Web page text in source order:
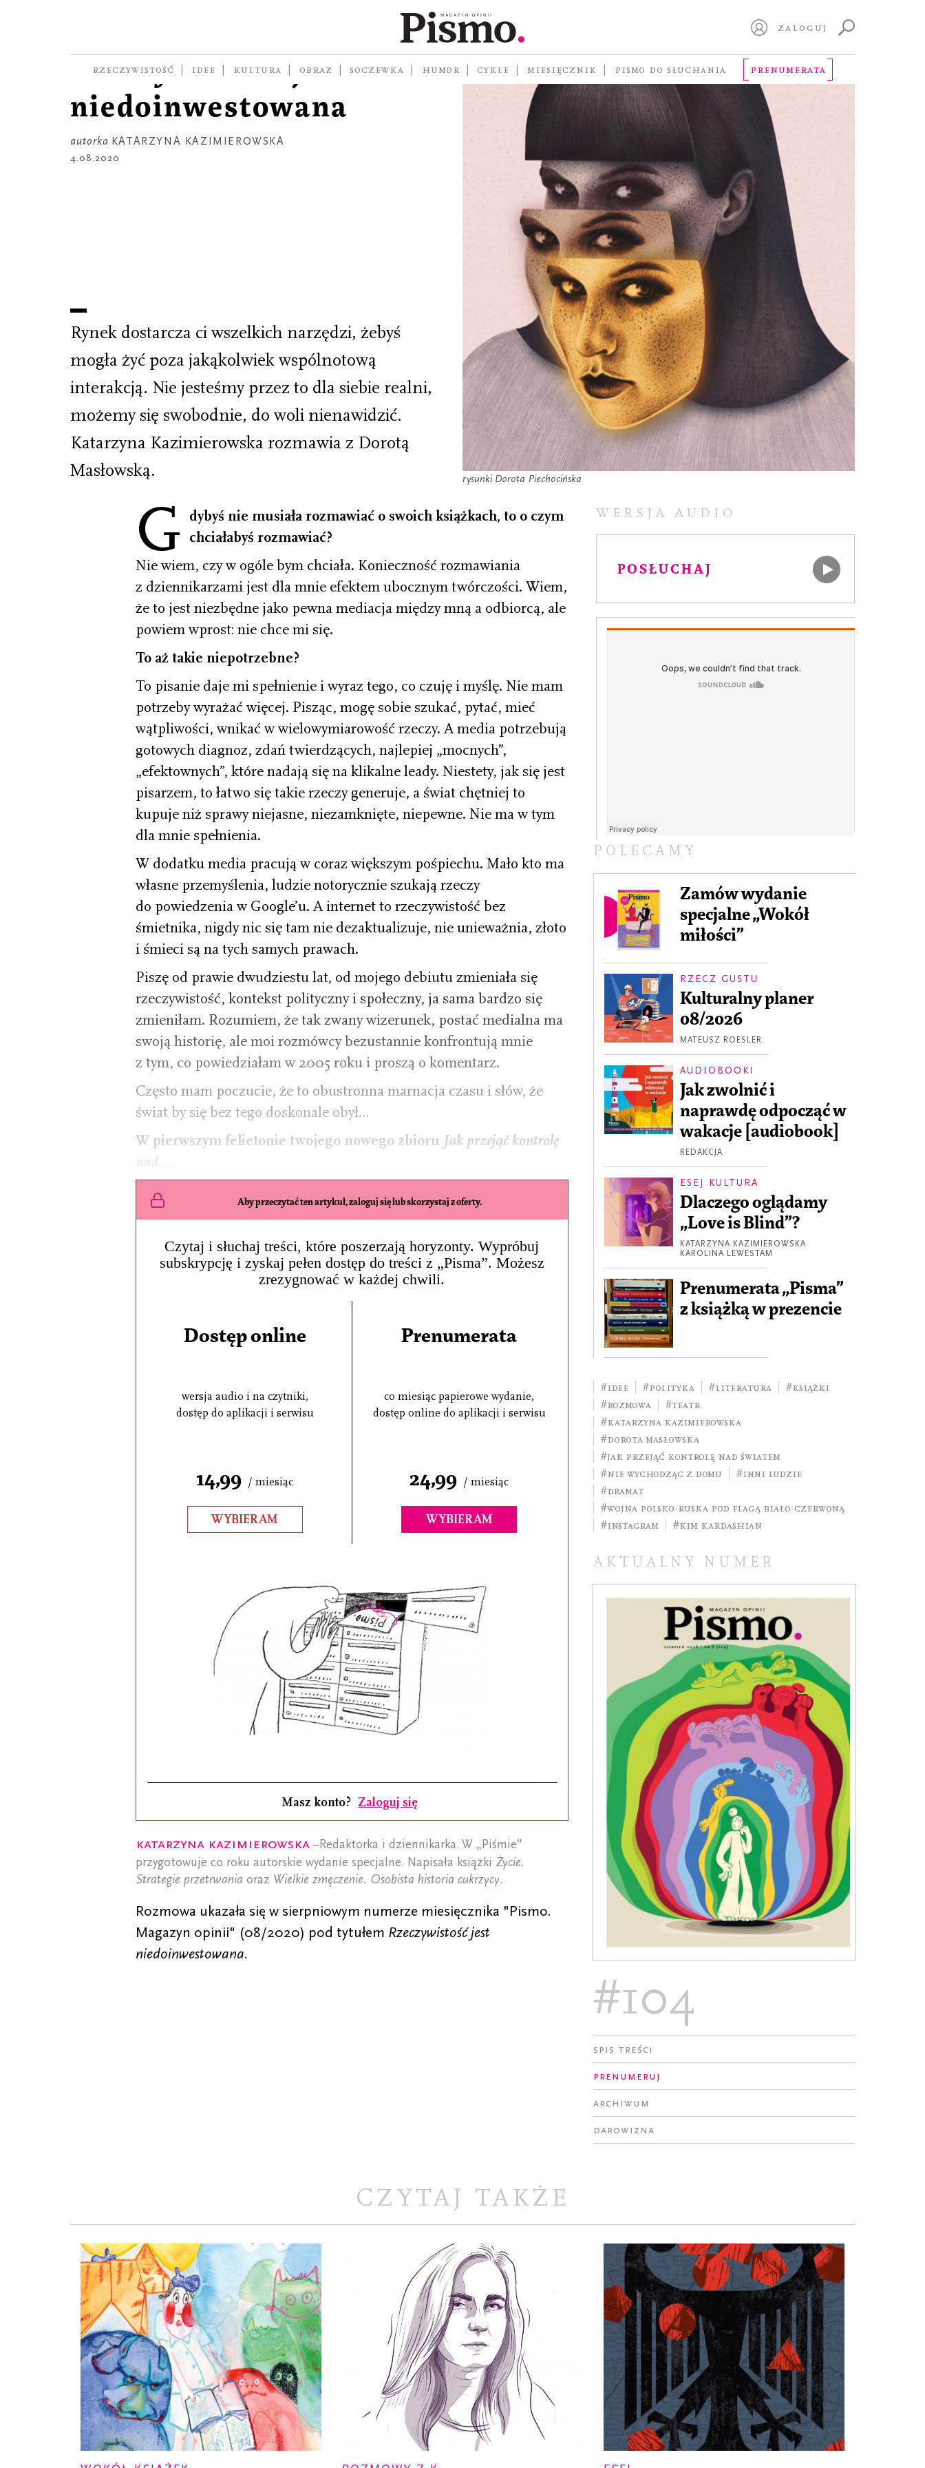
ZALOGUJ
RZECZYWISTOŚĆ IDEE KULTURA OBRAZ SOCZEWKA HUMOR CYKLE MIESIĘCZNIK PISMO DO SŁUCHANIA PRENUMERATA
Rzeczywistość jest
niedoinwestowana
autorka KATARZYNA KAZIMIEROWSKA
4.08.2020
Rynek dostarcza ci wszelkich narzędzi, żebyś
mogła żyć poza jakąkolwiek wspólnotową
interakcją. Nie jesteśmy przez to dla siebie realni,
możemy się swobodnie, do woli nienawidzić.
Katarzyna Kazimierowska rozmawia z Dorotą
Masłowską.
rysunki Dorota Piechocińska
WERSJA AUDIO
POSŁUCHAJ
G dybyś nie musiała rozmawiać o swoich książkach, to o czym
chciałabyś rozmawiać?
Nie wiem, czy w ogóle bym chciała. Konieczność rozmawiania
z dziennikarzami jest dla mnie efektem ubocznym twórczości. Wiem,
że to jest niezbędne jako pewna mediacja między mną a odbiorcą, ale
powiem wprost: nie chce mi się.
To aż takie niepotrzebne?
To pisanie daje mi spełnienie i wyraz tego, co czuję i myślę. Nie mam
potrzeby wyrażać więcej. Pisząc, mogę sobie szukać, pytać, mieć
wątpliwości, wnikać w wielowymiarowość rzeczy. A media potrzebują
gotowych diagnoz, zdań twierdzących, najlepiej „mocnych”,
„efektownych”, które nadają się na klikalne leady. Niestety, jak się jest
pisarzem, to łatwo się takie rzeczy generuje, a świat chętniej to
kupuje niż sprawy niejasne, niezamknięte, niepewne. Nie ma w tym
dla mnie spełnienia.
W dodatku media pracują w coraz większym pośpiechu. Mało kto ma
własne przemyślenia, ludzie notorycznie szukają rzeczy
do powiedzenia w Google’u. A internet to rzeczywistość bez
śmietnika, nigdy nic się tam nie dezaktualizuje, nie unieważnia, złoto
i śmieci są na tych samych prawach.
Piszę od prawie dwudziestu lat, od mojego debiutu zmieniała się
rzeczywistość, kontekst polityczny i społeczny, ja sama bardzo się
zmieniłam. Rozumiem, że tak zwany wizerunek, postać medialna ma
swoją historię, ale moi rozmówcy bezustannie konfrontują mnie
z tym, co powiedziałam w 2005 roku i proszą o komentarz.
Często mam poczucie, że to obustronna marnacja czasu i słów, że
świat by się bez tego doskonale obył…
W pierwszym felietonie twojego nowego zbioru Jak przejąć kontrolę
nad …
Aby przeczytać ten artykuł, zaloguj się lub skorzystaj z oferty.
Czytaj i słuchaj treści, które poszerzają horyzonty. Wypróbuj
subskrypcję i zyskaj pełen dostęp do treści z „Pisma”. Możesz
zrezygnować w każdej chwili.
Dostęp online
wersja audio i na czytniki,
dostęp do aplikacji i serwisu
14,99 / miesiąc
WYBIERAM
Prenumerata
co miesiąc papierowe wydanie,
dostęp online do aplikacji i serwisu
24,99 / miesiąc
WYBIERAM
Masz konto? Zaloguj się
Katarzyna Kazimierowska–Redaktorka i dziennikarka. W „Piśmie”
przygotowuje co roku autorskie wydanie specjalne. Napisała książki Życie.
Strategie przetrwania oraz Wielkie zmęczenie. Osobista historia cukrzycy.
Rozmowa ukazała się w sierpniowym numerze miesięcznika "Pismo.
Magazyn opinii" (08/2020) pod tytułem Rzeczywistość jest
niedoinwestowana.
POLECAMY
Zamów wydanie
specjalne „Wokół
miłości”
RZECZ GUSTU
Kulturalny planer
08/2026
MATEUSZ ROESLER
AUDIOBOOKI
Jak zwolnić i
naprawdę odpocząć w
wakacje [audiobook]
REDAKCJA
ESEJ KULTURA
Dlaczego oglądamy
„Love is Blind”?
KATARZYNA KAZIMIEROWSKA
KAROLINA LEWESTAM
Prenumerata „Pisma”
z książką w prezencie
#idee #polityka #literatura
#książki
#rozmowa
#teatr
#Katarzyna Kazimierowska
#Dorota Masłowska
#Jak przejąć kontrolę nad światem
#nie wychodząc z domu
#Inni ludzie
#dramat
#Wojna polsko-ruska pod flagą biało-czerwoną
#Instagram
#Kim Kardashian
AKTUALNY NUMER
#104
Spis treści
Prenumeruj
Archiwum
Darowizna
CZYTAJ TAKŻE